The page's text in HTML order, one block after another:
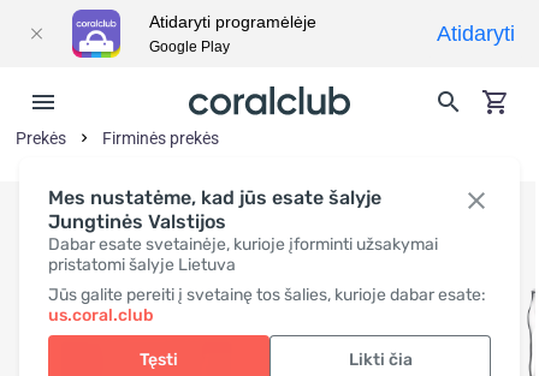
Mes nustatėme, kad jūs esate šalyje
Jungtinės Valstijos
Dabar esate svetainėje, kurioje įforminti užsakymai
pristatomi šalyje Lietuva
Jūs galite pereiti į svetainę tos šalies, kurioje dabar esate:
us.coral.club
Tęsti Likti čia
Prekės Firminės prekės
Atidaryti programėlėje
Google Play
Atidaryti